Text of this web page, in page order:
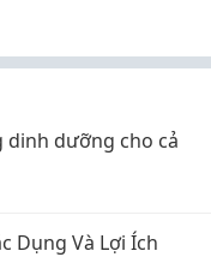
dinh dưỡng cho cả
Dụng Và Lợi Ích